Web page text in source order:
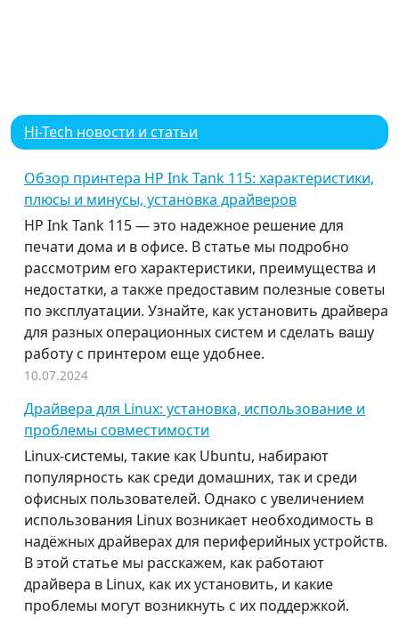
Hi-Tech новости и статьи
Обзор принтера HP Ink Tank 115: характеристики,
плюсы и минусы, установка драйверов
HP Ink Tank 115 — это надежное решение для
печати дома и в офисе. В статье мы подробно
рассмотрим его характеристики, преимущества и
недостатки, а также предоставим полезные советы
по эксплуатации. Узнайте, как установить драйвера
для разных операционных систем и сделать вашу
работу с принтером еще удобнее.
10.07.2024
Драйвера для Linux: установка, использование и
проблемы совместимости
Linux-системы, такие как Ubuntu, набирают
популярность как среди домашних, так и среди
офисных пользователей. Однако с увеличением
использования Linux возникает необходимость в
надёжных драйверах для периферийных устройств.
В этой статье мы расскажем, как работают
драйвера в Linux, как их установить, и какие
проблемы могут возникнуть с их поддержкой.